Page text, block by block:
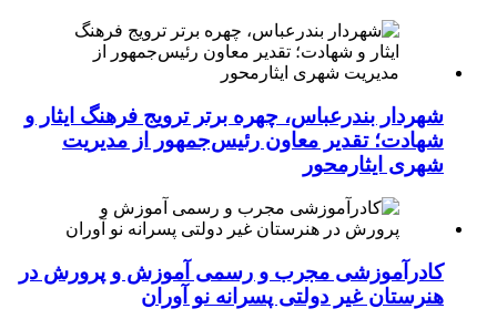
شهردار بندرعباس، چهره برتر ترویج فرهنگ ایثار و
شهادت؛ تقدیر معاون رئیس‌جمهور از مدیریت
شهری ایثارمحور
کادرآموزشی مجرب و رسمی آموزش و پرورش در
هنرستان غیر دولتی پسرانه نو آوران